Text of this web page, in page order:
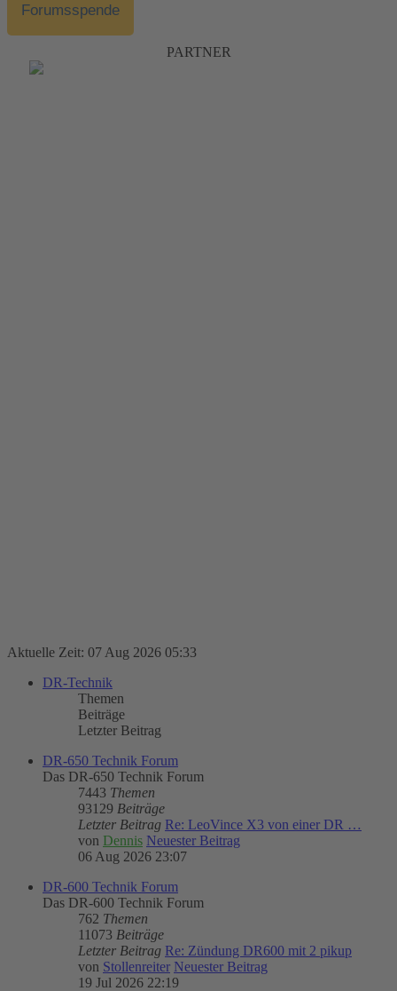
Forumsspende
PARTNER
Aktuelle Zeit: 07 Aug 2026 05:33
DR-Technik
Themen
Beiträge
Letzter Beitrag
DR-650 Technik Forum
Das DR-650 Technik Forum
7443 Themen
93129 Beiträge
Letzter Beitrag Re: LeoVince X3 von einer DR …
von Dennis Neuester Beitrag
06 Aug 2026 23:07
DR-600 Technik Forum
Das DR-600 Technik Forum
762 Themen
11073 Beiträge
Letzter Beitrag Re: Zündung DR600 mit 2 pikup
von Stollenreiter Neuester Beitrag
19 Jul 2026 22:19